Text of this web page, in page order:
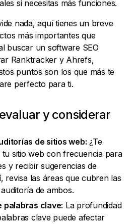
si necesitas más funciones.
nada, aquí tienes un breve
más importantes que
buscar un software SEO
Ranktracker y Ahrefs,
puntos son los que más te
perfecto para ti.
y considerar
de sitios web: ¿Te
sitio web con frecuencia para
y recibir sugerencias de
revisa las áreas que cubren las
de ambos.
palabras clave: La profundidad
clave puede afectar